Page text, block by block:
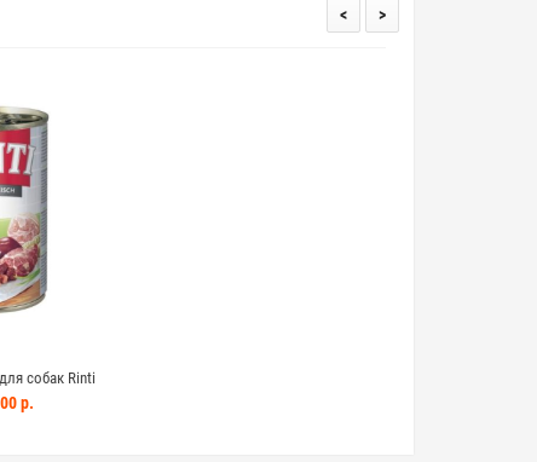
собак Rinti
мясо ж/б
р.
< >